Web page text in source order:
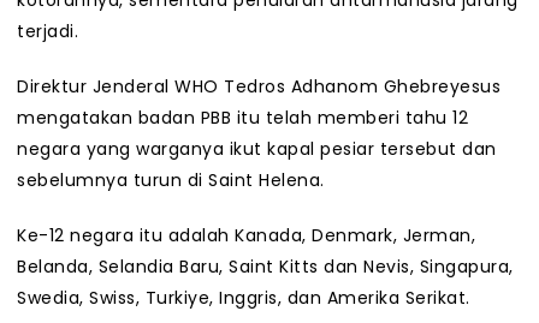
terjadi.
Direktur Jenderal WHO Tedros Adhanom Ghebreyesus
mengatakan badan PBB itu telah memberi tahu 12
negara yang warganya ikut kapal pesiar tersebut dan
sebelumnya turun di Saint Helena.
Ke-12 negara itu adalah Kanada, Denmark, Jerman,
Belanda, Selandia Baru, Saint Kitts dan Nevis, Singapura,
Swedia, Swiss, Turkiye, Inggris, dan Amerika Serikat.